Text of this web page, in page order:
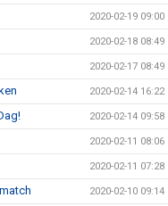
2020-02-19 09:00
2020-02-18 08:49
2020-02-17 08:49
2020-02-14 16:22
2020-02-14 09:58
2020-02-11 08:06
2020-02-11 07:28
2020-02-10 09:14